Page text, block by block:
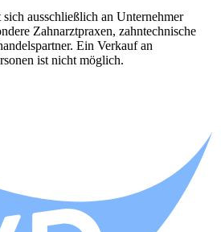
ausschließlich an Unternehmer
Zahnarztpraxen, zahntechnische
Ein Verkauf an
ist nicht möglich.